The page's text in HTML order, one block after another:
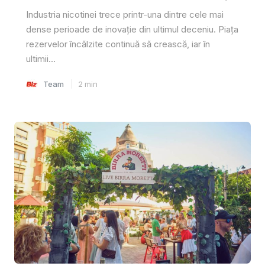
Industria nicotinei trece printr-una dintre cele mai
dense perioade de inovație din ultimul deceniu. Piața
rezervelor încălzite continuă să crească, iar în
ultimii...
Team 2 min